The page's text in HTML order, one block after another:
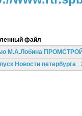
файл
М.А.Лобина
Новости петербурга